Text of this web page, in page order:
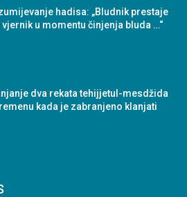
hadisa: „Bludnik prestaje
vjernik u momentu činjenja bluda …“
dva rekata tehijjetul-mesdžida
kada je zabranjeno klanjati